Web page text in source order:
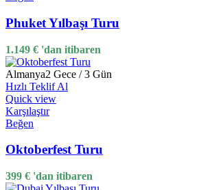
Phuket Yılbaşı Turu
1.149 € 'dan itibaren
Almanya2 Gece / 3 Gün
Hızlı Teklif Al
Quick view
Karşılaştır
Beğen
Oktoberfest Turu
399 € 'dan itibaren